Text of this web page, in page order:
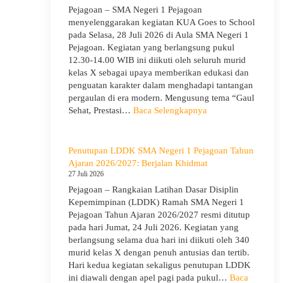
Pejagoan – SMA Negeri 1 Pejagoan
menyelenggarakan kegiatan KUA Goes to School
pada Selasa, 28 Juli 2026 di Aula SMA Negeri 1
Pejagoan. Kegiatan yang berlangsung pukul
12.30-14.00 WIB ini diikuti oleh seluruh murid
kelas X sebagai upaya memberikan edukasi dan
penguatan karakter dalam menghadapi tantangan
pergaulan di era modern. Mengusung tema “Gaul
Sehat, Prestasi… Baca Selengkapnya:
to
School
di
SMA
Negeri
1
Pejagoan,
Bekali
Siswa
Bijak
Penutupan LDDK SMA Negeri 1 Pejagoan Tahun
Ajaran 2026/2027: Berjalan Khidmat
27 Juli 2026
Pejagoan – Rangkaian Latihan Dasar Disiplin
Kepemimpinan (LDDK) Ramah SMA Negeri 1
Pejagoan Tahun Ajaran 2026/2027 resmi ditutup
pada hari Jumat, 24 Juli 2026. Kegiatan yang
berlangsung selama dua hari ini diikuti oleh 340
murid kelas X dengan penuh antusias dan tertib.
Hari kedua kegiatan sekaligus penutupan LDDK
ini diawali dengan apel pagi pada pukul… Baca